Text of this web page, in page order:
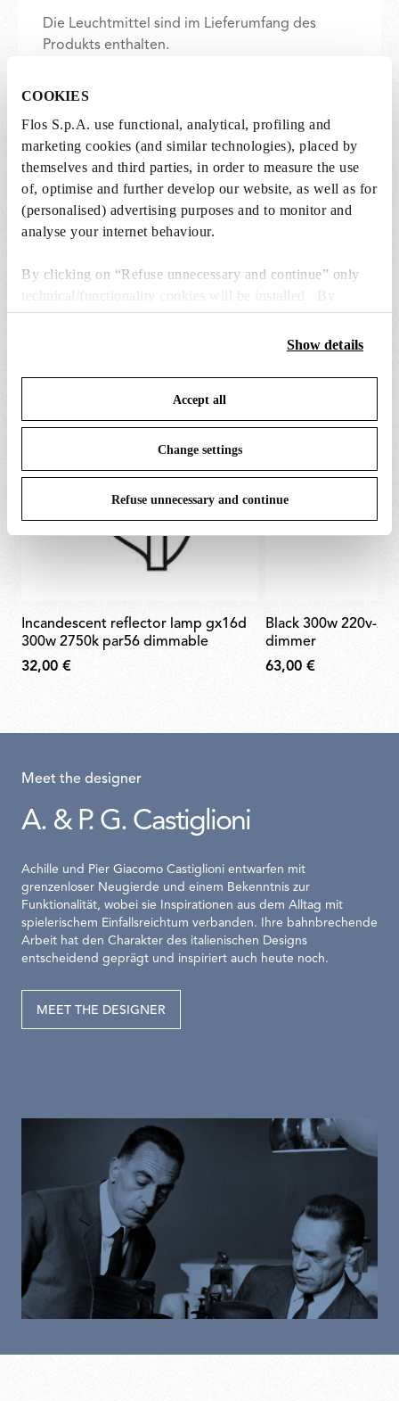
COOKIES
Flos S.p.A. use functional, analytical, profiling and
marketing cookies (and similar technologies), placed by
themselves and third parties, in order to measure the use
of, optimise and further develop our website, as well as for
(personalised) advertising purposes and to monitor and
analyse your internet behaviour.
By clicking on “Refuse unnecessary and continue” only
technical/functionality cookies will be installed. By
clicking on “Accept all” you consent to the use of all the
cookies. By clicking on “Change settings” you can accept
save your choices. You can modify your options anytime.
To know more refer to ourCookie Policy
Show details
Accept all
Change settings
Refuse unnecessary and continue
Die Leuchtmittel sind im Lieferumfang des
Produkts enthalten.
1 x Incandescent Reflector Lamp GX16d 300W
2750K PAR56 Dimmable - RF17899
Free
Included
300w 2750k par56 dimmable
32,00 €
black 300w 220v-240v rondò
dimmer
63,00 €
Meet the designer
A. & P. G. Castiglioni
Achille und Pier Giacomo Castiglioni entwarfen mit
grenzenloser Neugierde und einem Bekenntnis zur
Funktionalität, wobei sie Inspirationen aus dem Alltag mit
spielerischem Einfallsreichtum verbanden. Ihre bahnbrechende
Arbeit hat den Charakter des italienischen Designs
entscheidend geprägt und inspiriert auch heute noch.
MEET THE DESIGNER